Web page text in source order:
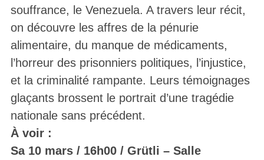
souffrance, le Venezuela. A travers leur récit,
on découvre les affres de la pénurie
alimentaire, du manque de médicaments,
l’horreur des prisonniers politiques, l’injustice,
et la criminalité rampante. Leurs témoignages
glaçants brossent le portrait d’une tragédie
nationale sans précédent.
À voir :
Sa 10 mars / 16h00 / Grütli – Salle